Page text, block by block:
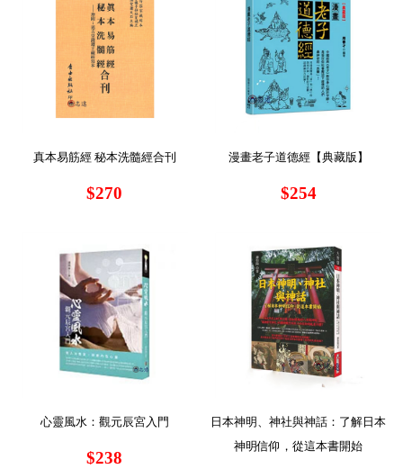
真本易筋經 秘本洗髓經合刊
$270
漫畫老子道德經【典藏版】
$254
心靈風水：觀元辰宮入門
$238
日本神明、神社與神話：了解日本
神明信仰，從這本書開始